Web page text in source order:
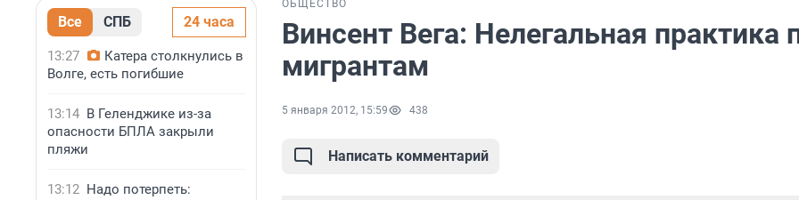
Все СПБ 24 часа
13:27
Катера столкнулись в
Волге, есть погибшие
13:14 В Геленджике из-за
опасности БПЛА закрыли
пляжи
13:12 Надо потерпеть:
ОБЩЕСТВО
Винсент Вега: Нелегальная практика
мигрантам
5 января 2012, 15:59 438
Написать комментарий